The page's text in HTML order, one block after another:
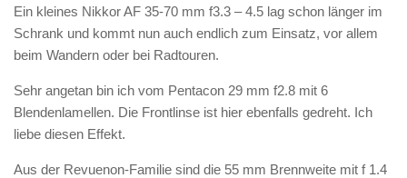
Ein kleines Nikkor AF 35-70 mm f3.3 – 4.5 lag schon länger im
Schrank und kommt nun auch endlich zum Einsatz, vor allem
beim Wandern oder bei Radtouren.
Sehr angetan bin ich vom Pentacon 29 mm f2.8 mit 6
Blendenlamellen. Die Frontlinse ist hier ebenfalls gedreht. Ich
liebe diesen Effekt.
Aus der Revuenon-Familie sind die 55 mm Brennweite mit f 1.4